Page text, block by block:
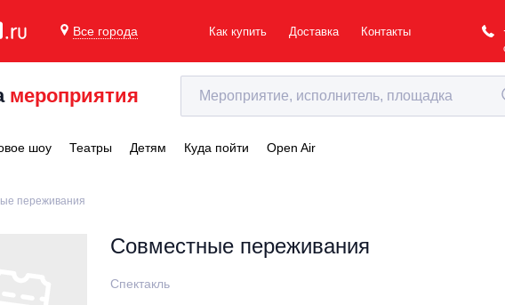
Все города Как купить Доставка Контакты
мероприятия
шоу Театры Детям Куда пойти Open Air
переживания
Совместные переживания
Спектакль